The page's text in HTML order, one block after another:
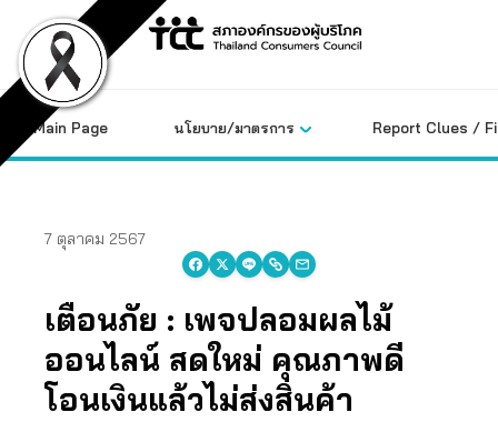
content
Main Page นโยบาย/มาตรการ Report Clues /
7 ตุลาคม 2567
เตือนภัย : เพจปลอมผลไม้
ออนไลน์ สดใหม่ คุณภาพดี
โอนเงินแล้วไม่ส่งสินค้า